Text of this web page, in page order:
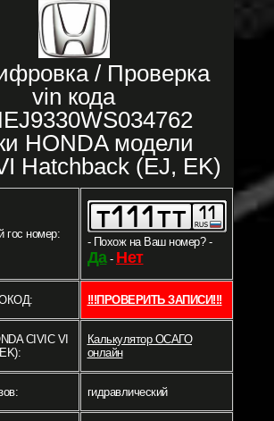
/ Проверка
vin кода
HONDA модели
Hatchback (EJ, EK)
гос номер:
- Похож на Ваш номер? -
Да- Нет
!!!ПРОВЕРИТЬ ЗАПИСИ!!!
CIVIC VI
Калькулятор ОСАГО
онлайн
гидравлический